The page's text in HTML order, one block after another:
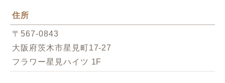
住所
〒567-0843
大阪府茨木市星見町17-27
フラワー星見ハイツ 1F